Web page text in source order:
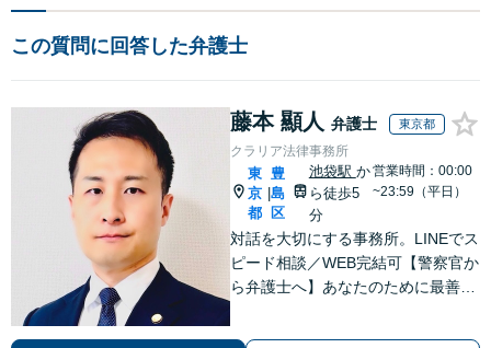
この質問に回答した弁護士
藤本 顯人 弁護士 東京都
クラリア法律事務所
東
京
都
|
豊
島
区
池袋駅 か
ら徒歩5
分
営業時間：00:00
~23:59（平日）
対話を大切にする事務所。LINEでス
ピード相談／WEB完結可【警察官か
ら弁護士へ】あなたのために最善の